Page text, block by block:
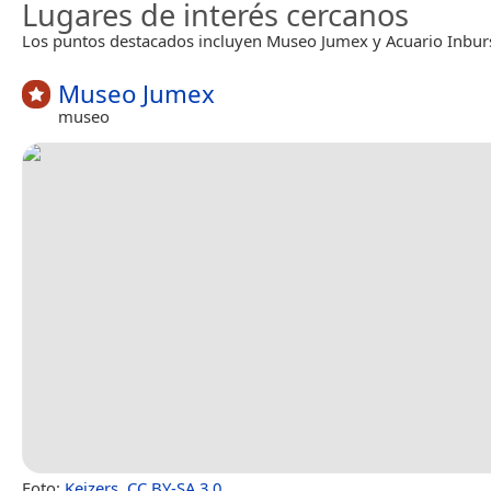
Lugares de interés cercanos
Los puntos destacados incluyen Museo Jumex y Acuario
Museo Jumex
museo